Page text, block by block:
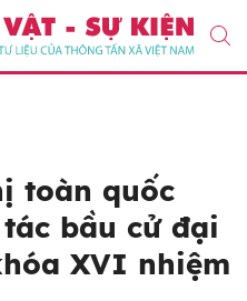
toàn quốc
bầu cử đại
XVI nhiệm